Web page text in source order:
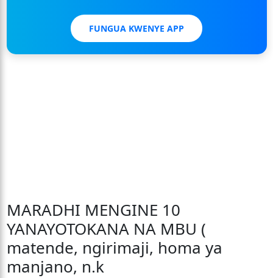
FUNGUA KWENYE APP
MARADHI MENGINE 10
YANAYOTOKANA NA MBU (
matende, ngirimaji, homa ya
manjano, n.k